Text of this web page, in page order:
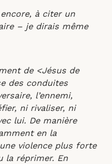
à citer un
– je dirais même
de <Jésus de
des conduites
l’ennemi,
ni rivaliser, ni
lui. De manière
en la
violence plus forte
la réprimer. En